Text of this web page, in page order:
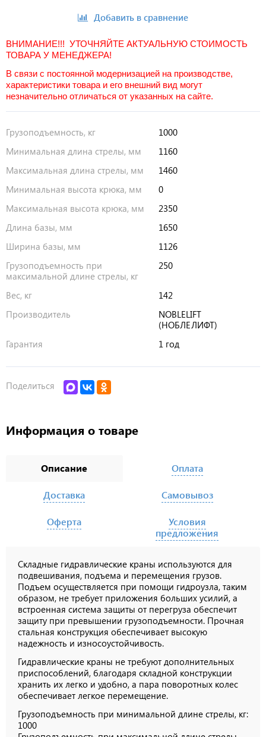
Добавить в сравнение
ВНИМАНИЕ!!! УТОЧНЯЙТЕ АКТУАЛЬНУЮ СТОИМОСТЬ
ТОВАРА У МЕНЕДЖЕРА!
В связи с постоянной модернизацией на производстве,
характеристики товара и его внешний вид могут
незначительно отличаться от указанных на сайте.
Грузоподъемность, кг
1000
Минимальная длина стрелы, мм
1160
Максимальная длина стрелы, мм
1460
Минимальная высота крюка, мм
0
Максимальная высота крюка, мм
2350
Длина базы, мм
1650
Ширина базы, мм
1126
Грузоподъемность при
максимальной длине стрелы, кг
250
Вес, кг
142
Производитель
NOBLELIFT
(НОБЛЕЛИФТ)
Гарантия
1 год
Поделиться
Информация о товаре
Описание
Складные гидравлические краны используются для
подвешивания, подъема и перемещения грузов.
Подъем осуществляется при помощи гидроузла, таким
образом, не требует приложения больших усилий, а
встроенная система защиты от перегруза обеспечит
защиту при превышении грузоподъемности. Прочная
стальная конструкция обеспечивает высокую
надежность и износоустойчивость.
Гидравлические краны не требуют дополнительных
приспособлений, благодаря складной конструкции
хранить их легко и удобно, а пара поворотных колес
обеспечивает легкое перемещение.
Грузоподъемность при минимальной длине стрелы, кг:
1000
Оплата
Доставка Самовывоз
Оферта
Условия
предложения